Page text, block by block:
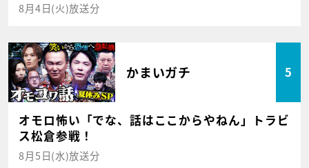
8月4日(火)放送分
かまいガチ 5
オモロ怖い「でな、話はここからやねん」トラビ
ス松倉参戦！
8月5日(水)放送分